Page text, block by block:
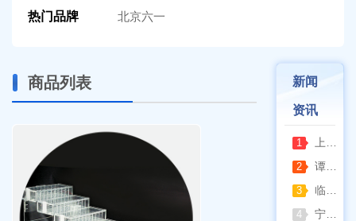
热门品牌 北京六一
商品列表 新闻
资讯
1 上海亚荣旋蒸+真空泵一站式实验室配套方案
2 谭氏真空2XZ-2/4直联旋片式真空泵全面升级，取消气镇阀、油镜变大更便捷
3 临海谭氏DVP系列隔膜真空泵：抗腐蚀、高稳定性的实验室与工业真空解决方案
4 宁波久兴JSM系列手提式压力蒸汽灭菌器：安全高效的实验室灭菌利器